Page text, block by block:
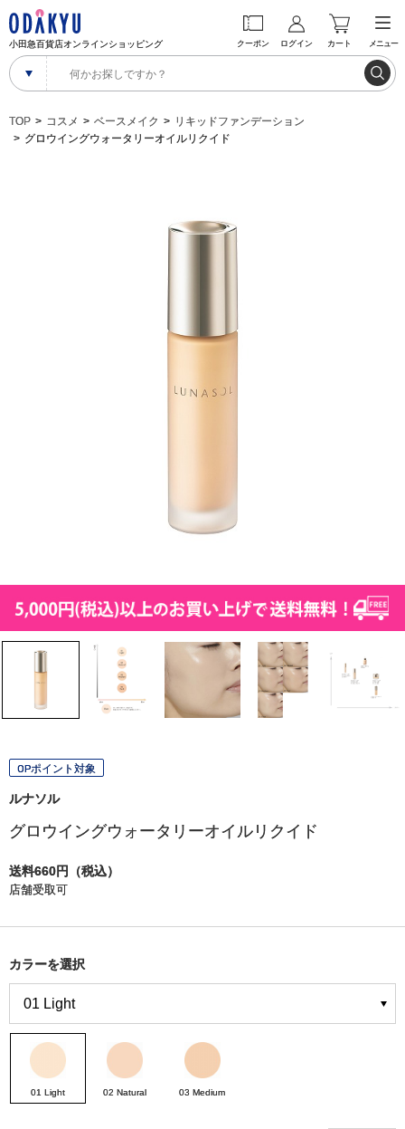
小田急百貨店オンラインショッピング クーポン ログイン カート メニュー
TOP コスメ ベースメイク
リキッドファンデーション
グロウイングウォータリーオイルリクイド
OPポイント対象
ルナソル
グロウイングウォータリーオイルリクイド
送料660円（税込）
店舗受取可
カラーを選択
01 Light 02 Natural 03 Medium